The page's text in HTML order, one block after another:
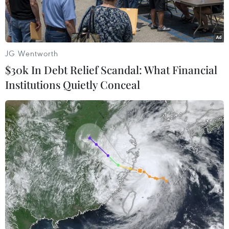
đẳng...
Thứ trưởng Thường trực Bộ Ngoại giao Bùi Thanh Sơn dự Hội
nghị Bộ trưởng Ngoại giao G20. (Ảnh: Đào Thanh
Tùng/TTXVN)
Ngày 23/11, các bộ trưởng ngoại giao của Nhóm
JG Wentworth
$30k In Debt Relief Scandal: What Financial
Institutions Quietly Conceal